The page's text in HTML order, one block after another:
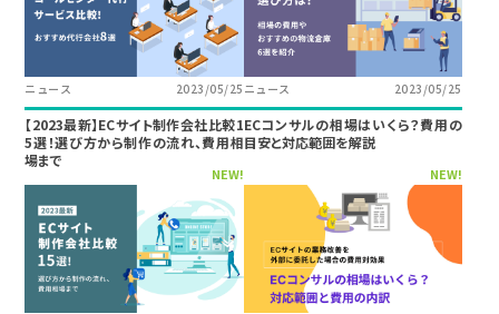
ニュース 2023/05/25 ニュース 2023/05/25
【2023最新】ECサイト制作会社比較1
5選！選び方から制作の流れ、費用相
場まで
NEW!
ECコンサルの相場はいくら？費用の
目安と対応範囲を解説
NEW!